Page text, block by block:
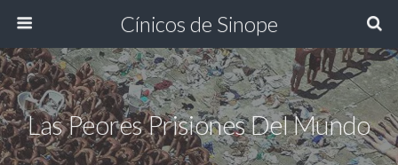
Cínicos de Sinope
Las Peores Prisiones Del Mundo